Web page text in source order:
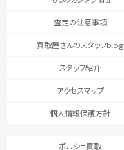
査定の注意事項
買取屋さんのスタッフblog
スタッフ紹介
アクセスマップ
個人情報保護方針
ポルシェ買取